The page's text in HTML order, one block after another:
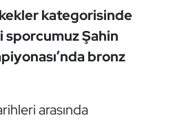
kategorisinde
sporcumuz Şahin
bronz
arasında